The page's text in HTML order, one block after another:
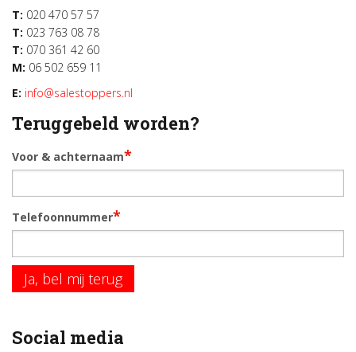
T: 020 470 57 57
T: 023 763 08 78
T: 070 361 42 60
M: 06 502 659 11
E: info@salestoppers.nl
Teruggebeld worden?
Voor & achternaam*
Telefoonnummer*
Ja, bel mij terug
Social media